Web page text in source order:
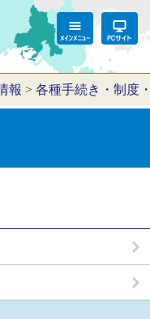
報 > 各種手続き・制度